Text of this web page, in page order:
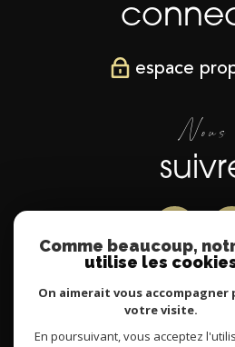
espace
Nous
Nous
Comme beaucoup,
utilise les
On aimerait vous accompagner
votre visite.
En poursuivant, vous acceptez